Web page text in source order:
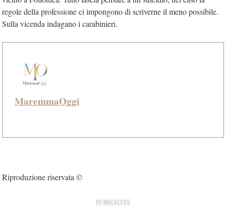
regole della professione ci impongono di scriverne il meno possibile.
Sulla vicenda indagano i carabinieri.
MaremmaOggi
Riproduzione riservata ©
PUBBLICITÀ